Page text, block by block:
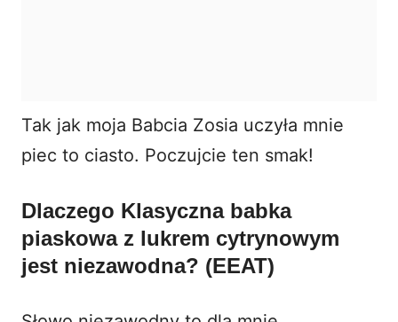
Tak jak moja Babcia Zosia uczyła mnie
piec to ciasto. Poczujcie ten smak!
Dlaczego Klasyczna babka
piaskowa z lukrem cytrynowym
jest niezawodna? (EEAT)